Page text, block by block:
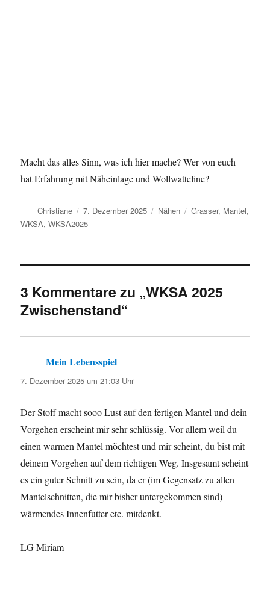
Macht das alles Sinn, was ich hier mache? Wer von euch
hat Erfahrung mit Näheinlage und Wollwatteline?
Autor
Christiane
Veröffentlicht
am
7. Dezember 2025 Kategorien
Nähen Schlagwörter
Grasser, Mantel,
WKSA,WKSA2025
3 Kommentare zu „WKSA 2025
Zwischenstand“
Mein Lebensspiel
7. Dezember 2025 um 21:03 Uhr
Der Stoff macht sooo Lust auf den fertigen Mantel und dein
Vorgehen erscheint mir sehr schlüssig. Vor allem weil du
einen warmen Mantel möchtest und mir scheint, du bist mit
deinem Vorgehen auf dem richtigen Weg. Insgesamt scheint
es ein guter Schnitt zu sein, da er (im Gegensatz zu allen
Mantelschnitten, die mir bisher untergekommen sind)
wärmendes Innenfutter etc. mitdenkt.
LG Miriam